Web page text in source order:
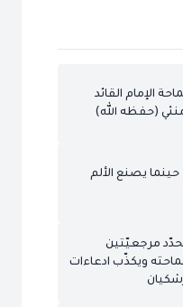
الإمام القائد
(حفظه الله)
يصنع الألم
مرجعيّتين
ويكذّب ادعاءات